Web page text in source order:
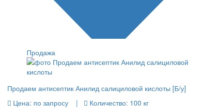
Продажа
Продаем антисептик Анилид салициловой кислоты [Б/у]
Цена: по запросу | Количество: 100 кг